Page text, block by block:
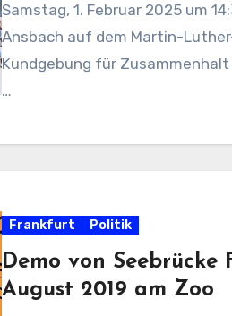
Samstag, 1. Februar 2025 um
Ansbach auf dem Martin-
Kundgebung für
…
Frankfurt Politik
Demo von Seebrücke
August 2019 am Zoo